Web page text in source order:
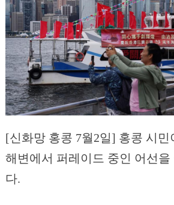
[신화망 홍콩 7월2일] 홍콩 시민
해변에서 퍼레이드 중인 어선을
다.